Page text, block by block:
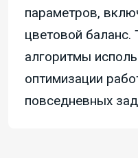
параметров,
цветовой
алгоритмы
оптимизации
повседневных